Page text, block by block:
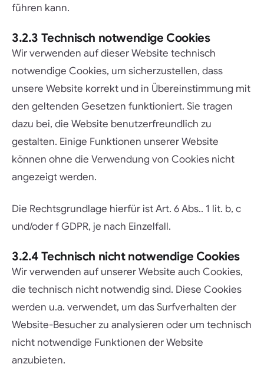
führen kann.
3.2.3 Technisch notwendige Cookies
Wir verwenden auf dieser Website technisch
notwendige Cookies, um sicherzustellen, dass
unsere Website korrekt und in Übereinstimmung mit
den geltenden Gesetzen funktioniert. Sie tragen
dazu bei, die Website benutzerfreundlich zu
gestalten. Einige Funktionen unserer Website
können ohne die Verwendung von Cookies nicht
angezeigt werden.
Die Rechtsgrundlage hierfür ist Art. 6 Abs.. 1 lit. b, c
und/oder f GDPR, je nach Einzelfall.
3.2.4 Technisch nicht notwendige Cookies
Wir verwenden auf unserer Website auch Cookies,
die technisch nicht notwendig sind. Diese Cookies
werden u.a. verwendet, um das Surfverhalten der
Website-Besucher zu analysieren oder um technisch
nicht notwendige Funktionen der Website
anzubieten.